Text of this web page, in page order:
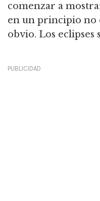
comenzar a
en un principio no
obvio. Los eclipses
PUBLICIDAD